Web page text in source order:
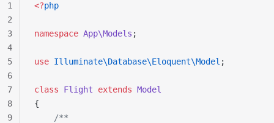
<?php
namespace App\Models ;
use Illuminate\Database\Eloquent\Model ;
class Flight extends Model
{
    /**
1
2
3
4
5
6
7
8
9